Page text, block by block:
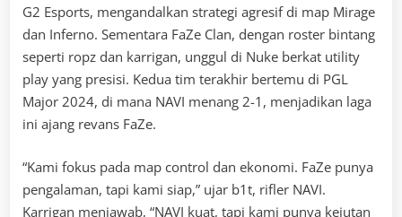
G2 Esports, mengandalkan strategi agresif di map Mirage
dan Inferno. Sementara FaZe Clan, dengan roster bintang
seperti ropz dan karrigan, unggul di Nuke berkat utility
play yang presisi. Kedua tim terakhir bertemu di PGL
Major 2024, di mana NAVI menang 2-1, menjadikan laga
ini ajang revans FaZe.
“Kami fokus pada map control dan ekonomi. FaZe punya
pengalaman, tapi kami siap,” ujar b1t, rifler NAVI.
Karrigan menjawab, “NAVI kuat, tapi kami punya kejutan